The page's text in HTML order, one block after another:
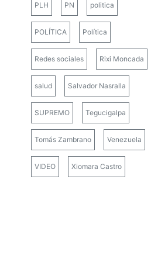
PLH PN politica
POLÍTICA Política
Redes sociales Rixi Moncada
salud Salvador Nasralla
SUPREMO Tegucigalpa
Tomás Zambrano Venezuela
VIDEO Xiomara Castro